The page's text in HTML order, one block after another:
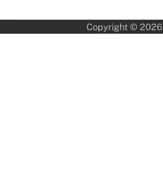
Copyright © 2026